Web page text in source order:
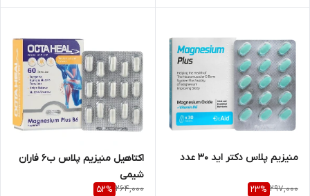
منیزیم پلاس دکتر اید 30 عدد
297,000
23%
اکتاهیل منیزیم پلاس ب6 فاران
شیمی
264,000
52%